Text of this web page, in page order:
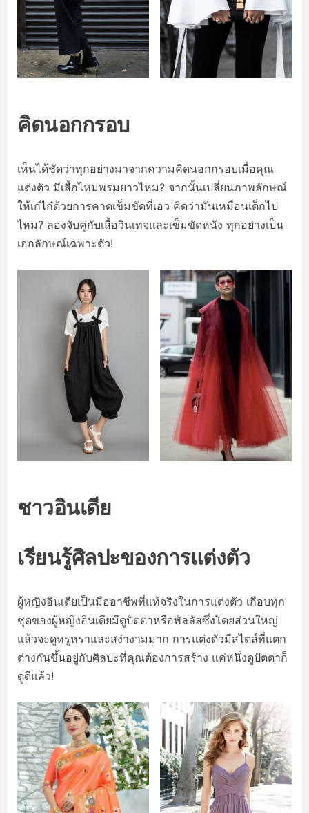
คิดนอกกรอบ
เห็นได้ชัดว่าทุกอย่างมาจากความคิดนอกกรอบเมื่อคุณ
แต่งตัว มีเสื้อไหมพรมยาวไหม? จากนั้นเปลี่ยนภาพลักษณ์
ให้เก๋ไก๋ด้วยการคาดเข็มขัดที่เอว คิดว่ามันเหมือนเด็กไป
ไหม? ลองจับคู่กับเสื้อวินเทจและเข็มขัดหนัง ทุกอย่างเป็น
เอกลักษณ์เฉพาะตัว!
ชาวอินเดีย
เรียนรู้ศิลปะของการแต่งตัว
ผู้หญิงอินเดียเป็นมืออาชีพที่แท้จริงในการแต่งตัว เกือบทุก
ชุดของผู้หญิงอินเดียมีดูปัตตาหรือพัลลัสซึ่งโดยส่วนใหญ่
แล้วจะดูหรูหราและสง่างามมาก การแต่งตัวมีสไตล์ที่แตก
ต่างกันขึ้นอยู่กับศิลปะที่คุณต้องการสร้าง แค่หนึ่งดูปัตตาก็
ดูดีแล้ว!